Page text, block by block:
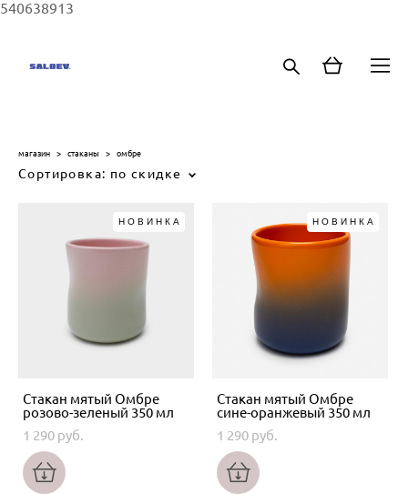
540638913
магазин > стаканы > омбре
Сортировка: по скидке
НОВИНКА
Стакан мятый Омбре
розово-зеленый 350 мл
1 290 pуб.
НОВИНКА
Стакан мятый Омбре
сине-оранжевый 350 мл
1 290 pуб.